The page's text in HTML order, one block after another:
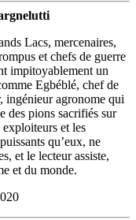
Lacs, mercenaires,
et chefs de guerre
impitoyablement un
Egbéblé, chef de
ingénieur agronome qui
des pions sacrifiés sur
et les
qu’eux, ne
et le lecteur assiste,
et du monde.